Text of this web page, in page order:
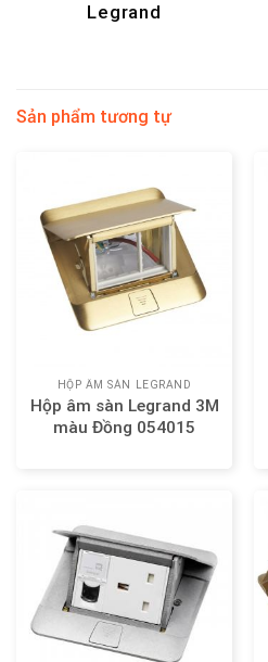
Sản phẩm tương tự
HỘP ÂM SÀN LEGRAND
Hộp âm sàn Legrand 3M
màu Đồng 054015